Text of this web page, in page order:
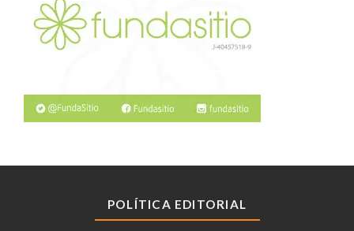
POLÍTICA EDITORIAL